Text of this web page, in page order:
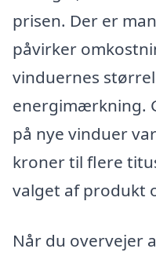
prisen. Der er
påvirker
vinduernes
energimærkning.
på nye vinduer
kroner til flere
valget af produkt
Når du overvejer